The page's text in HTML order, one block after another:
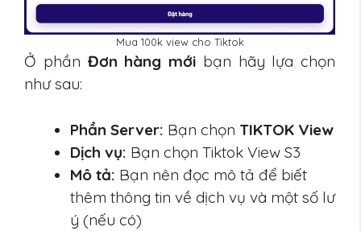
Mua 100k view cho Tiktok
Ở phần Đơn hàng mới bạn hãy lựa chọn
như sau:
Phần Server: Bạn chọn TIKTOK View
Dịch vụ: Bạn chọn Tiktok View S3
Mô tả: Bạn nên đọc mô tả để biết
thêm thông tin về dịch vụ và một số lư
ý (nếu có)